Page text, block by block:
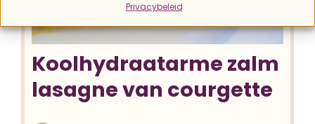
Privacybeleid
Koolhydraatarme zalm
lasagne van courgette